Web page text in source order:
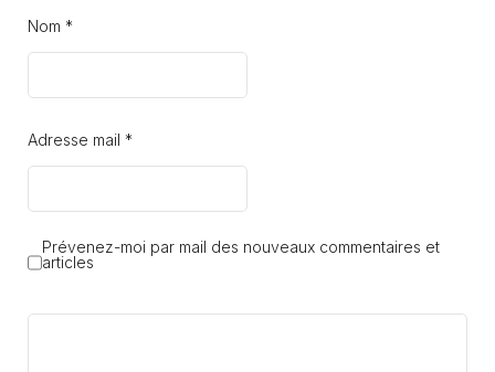
Nom *
Adresse mail *
Prévenez-moi par mail des nouveaux commentaires et
articles